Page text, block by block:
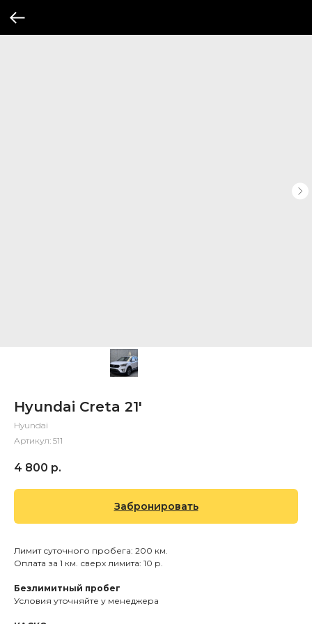
Hyundai Creta 21'
Hyundai
Артикул: 511
4 800 р.
Забронировать
Лимит суточного пробега: 200 км.
Оплата за 1 км. сверх лимита: 10 р.
Безлимитный пробег
Условия уточняйте у менеджера